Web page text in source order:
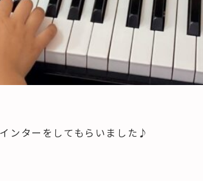
ンターをしてもらいました♪